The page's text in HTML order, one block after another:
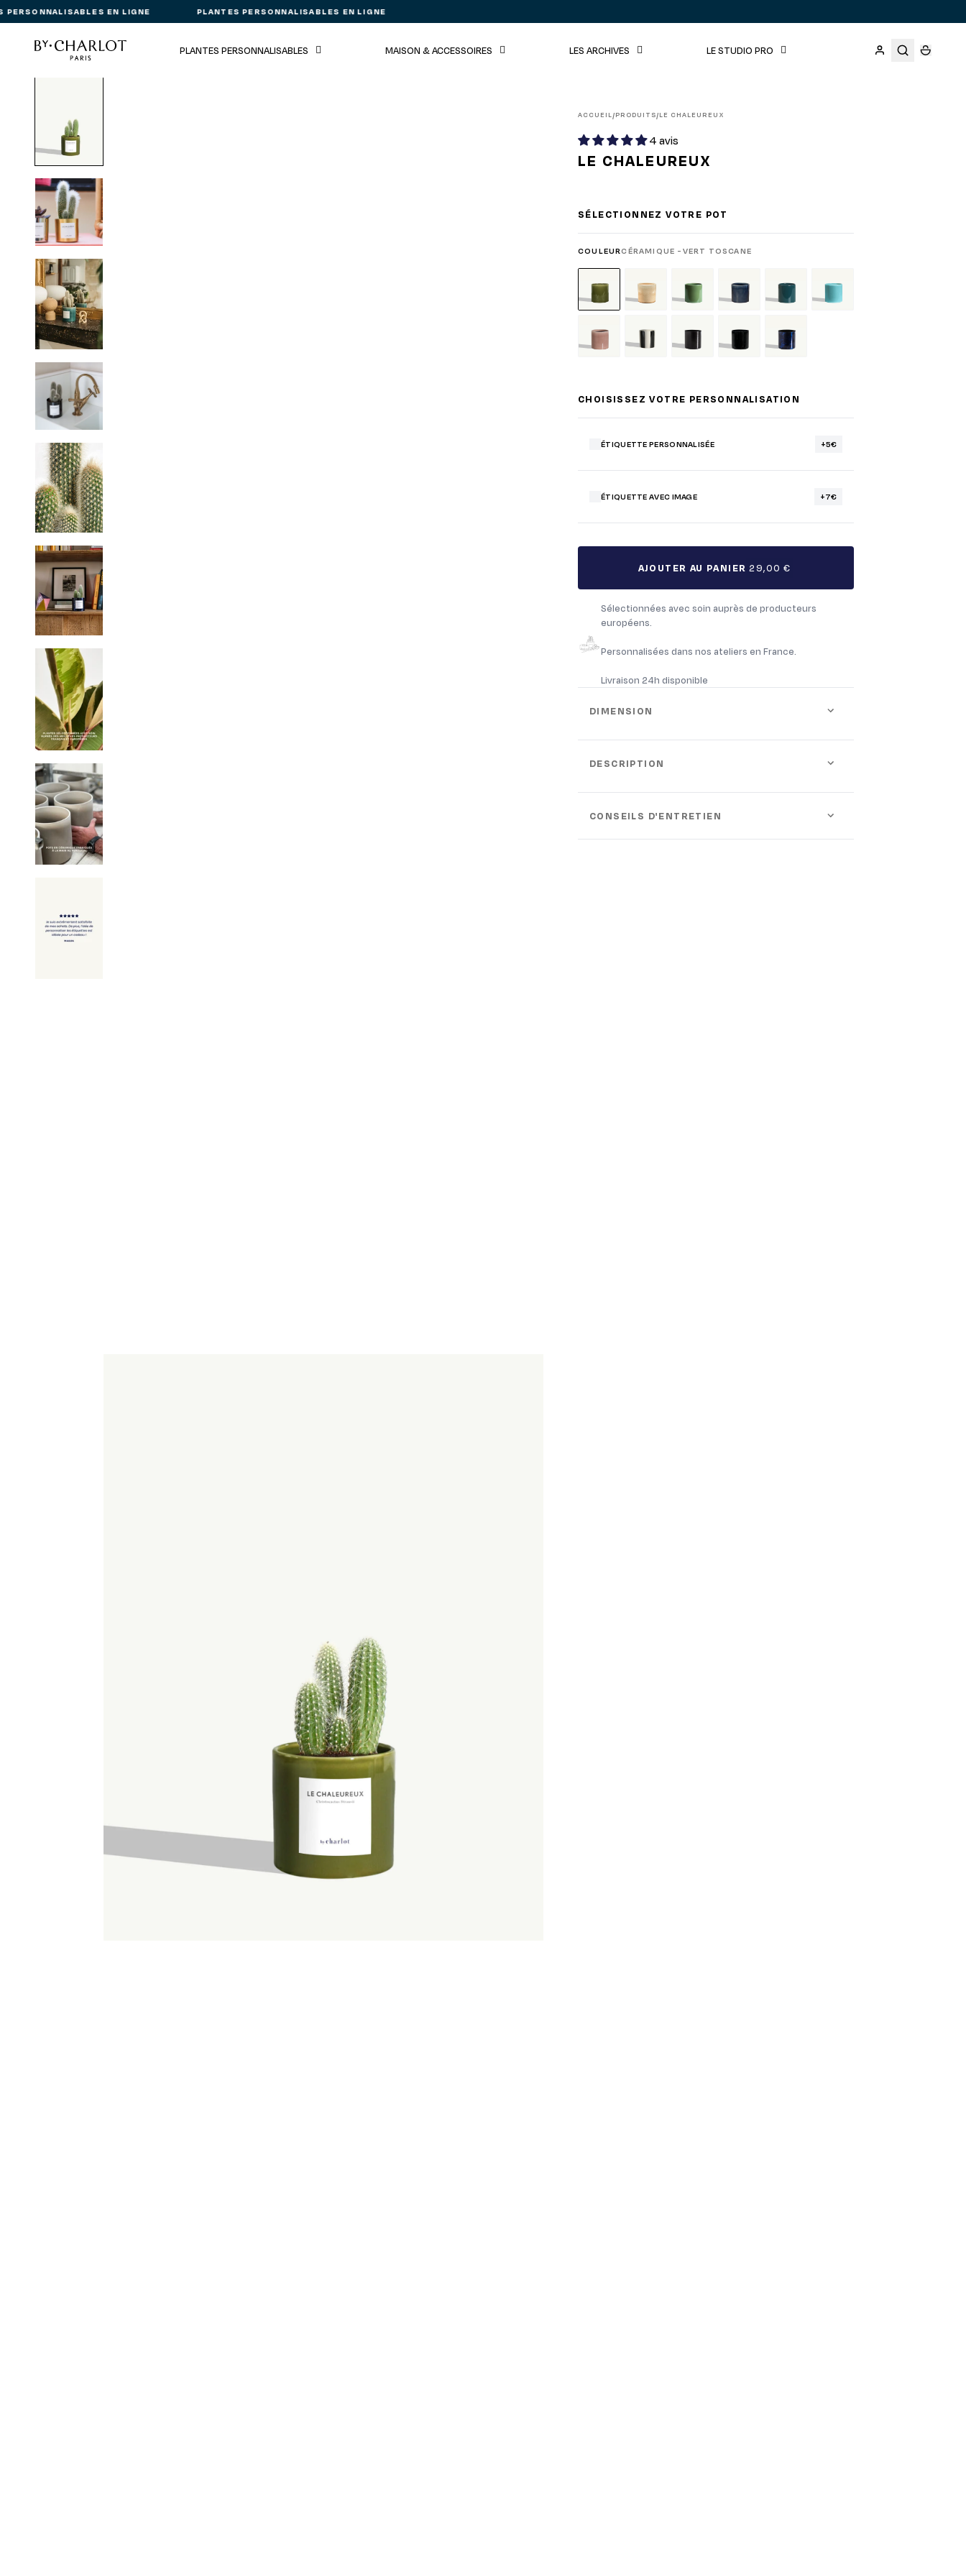
PERSONNALISABLES EN LIGNE PLANTES PERSONNALISABLES EN LIGNE
PLANTES PERSONNALISABLES MAISON & ACCESSOIRES LES ARCHIVES LE STUDIO PRO
Passer aux informations produit
ACCUEIL/PRODUITS/LE CHALEUREUX
4 avis
LE CHALEUREUX
SÉLECTIONNEZ VOTRE POT
COULEURCÉRAMIQUE -VERT TOSCANE
CHOISISSEZ VOTRE PERSONNALISATION
ÉTIQUETTE PERSONNALISÉE +5€
ÉTIQUETTE AVEC IMAGE +7€
AJOUTER AU PANIER 29,00 €
Sélectionnées avec soin auprès de producteurs
européens.
Personnalisées dans nos ateliers en France.
Livraison 24h disponible
DIMENSION
DESCRIPTION
CONSEILS D'ENTRETIEN